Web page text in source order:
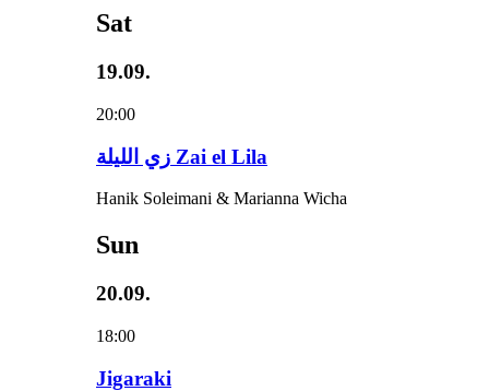
Sat
19.09.
20:00
زي‌ اللیلة Zai el Lila
Hanik Soleimani & Marianna Wicha
Sun
20.09.
18:00
Jigaraki